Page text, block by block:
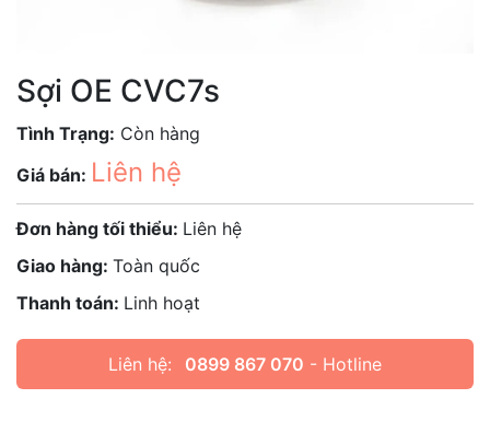
Sợi OE CVC7s
Tình Trạng: Còn hàng
Giá bán: Liên hệ
Đơn hàng tối thiểu: Liên hệ
Giao hàng: Toàn quốc
Thanh toán: Linh hoạt
Liên hệ: 0899 867 070 - Hotline